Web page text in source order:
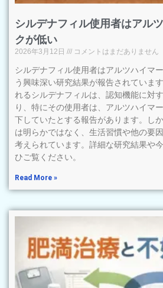
シルデナフィル使用者はアル
クが低い
2026年3月12日 コメントはまだありません
シルデナフィル使用者はアルツハイマ
う興味深い研究結果が報告されていま
れるシルデナフィルは、認知機能に対
り、特にその使用者は、アルツハイマ
下していたとする報告があります。し
は明らかではなく、生活習慣や他の要
考えられています。詳細な研究結果や
ひご覧ください。
Read More »